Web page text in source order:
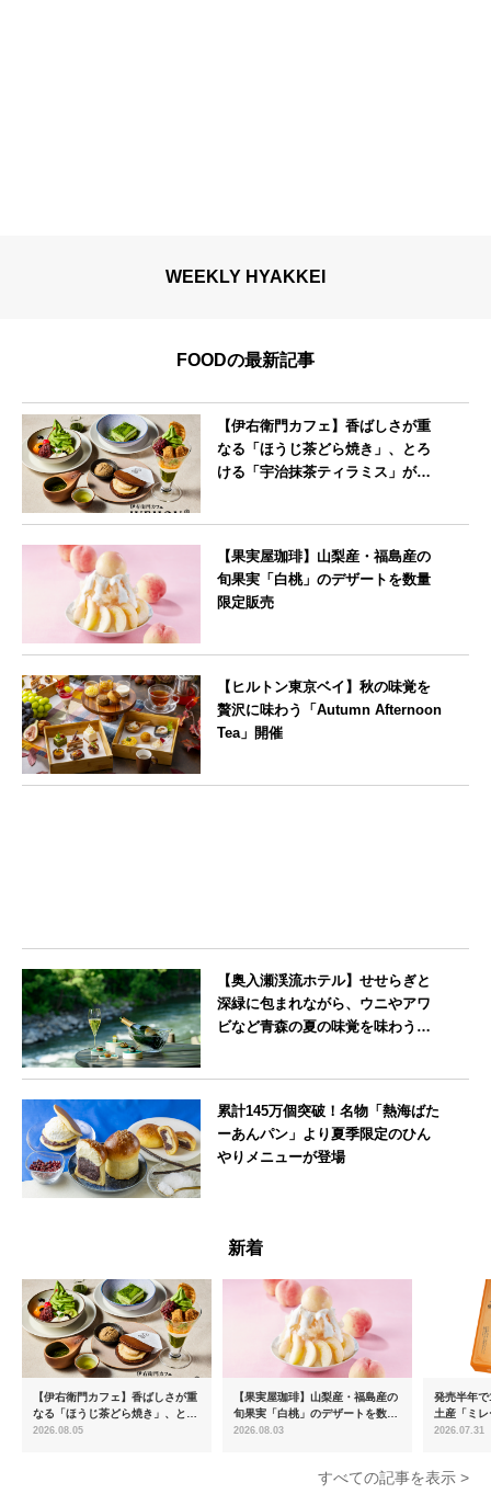
WEEKLY HYAKKEI
FOODの最新記事
【伊右衛門カフェ】香ばしさが重
なる「ほうじ茶どら焼き」、とろ
ける「宇治抹茶ティラミス」が新
【果実屋珈琲】山梨産・福島産の
旬果実「白桃」のデザートを数量
限定販売
【ヒルトン東京ベイ】秋の味覚を
贅沢に味わう「Autumn Afternoon
Tea」開催
【奥入瀬渓流ホテル】せせらぎと
深緑に包まれながら、ウニやアワ
ビなど青森の夏の味覚を味わうフ
累計145万個突破！名物「熱海ばた
ーあんパン」より夏季限定のひん
やりメニューが登場
新着
【伊右衛門カフェ】香ばしさが重
なる「ほうじ茶どら焼き」、とろ
ける「宇治抹茶ティラミス」が新
2026.08.05
【果実屋珈琲】山梨産・福島産の
旬果実「白桃」のデザートを数量
限定販売
2026.08.03
発売半年
土産「ミ
新フレー
2026.07.31
すべての記事を表示 >